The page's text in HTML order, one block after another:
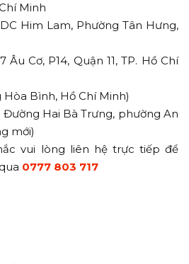
Minh
Him Lam, Phường Tân Hưng,
Âu Cơ, P14, Quận 11, TP. Hồ Chí
Hòa Bình, Hồ Chí Minh)
Đường Hai Bà Trưng, phường An
mới)
vui lòng liên hệ trực tiếp để
0777 803 717